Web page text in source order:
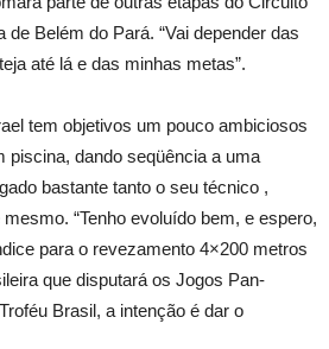
de Belém do Pará. “Vai depender das
até lá e das minhas metas”.
tem objetivos um pouco ambiciosos
piscina, dando seqüência a uma
bastante tanto o seu técnico ,
“Tenho evoluído bem, e espero,
para o revezamento 4×200 metros
que disputará os Jogos Pan-
Brasil, a intenção é dar o